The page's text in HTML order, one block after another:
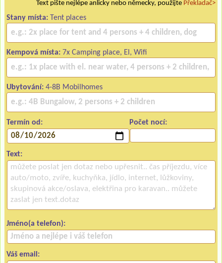
Text pište nejlépe anlicky nebo německy, použijte Překladač>
Stany místa: Tent places
Kempová místa: 7x Camping place, El, Wifi
Ubytování: 4-8B Mobilhomes
Termín od: Počet nocí:
Text:
Jméno(a telefon):
Váš email: